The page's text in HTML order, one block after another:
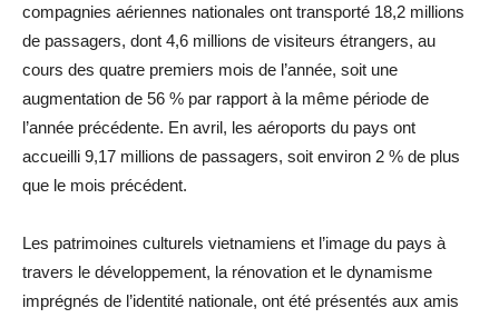
compagnies aériennes nationales ont transporté 18,2 millions
de passagers, dont 4,6 millions de visiteurs étrangers, au
cours des quatre premiers mois de l’année, soit une
augmentation de 56 % par rapport à la même période de
l’année précédente. En avril, les aéroports du pays ont
accueilli 9,17 millions de passagers, soit environ 2 % de plus
que le mois précédent.
Les patrimoines culturels vietnamiens et l’image du pays à
travers le développement, la rénovation et le dynamisme
imprégnés de l’identité nationale, ont été présentés aux amis